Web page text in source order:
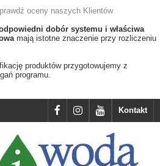
oceny naszych Klientów
dobór systemu i właściwa
mają istotne znaczenie przy rozliczeniu
produktów przygotowujemy z
programu.
Kontakt